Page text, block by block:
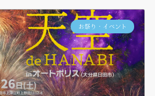
お祭り・イベント